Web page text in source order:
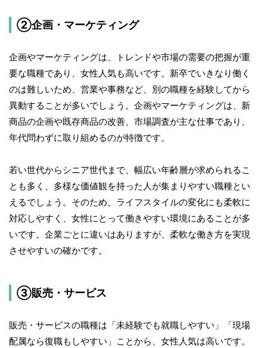
②企画・マーケティング
企画やマーケティングは、トレンドや市場の需要の把握が重
要な職種であり、女性人気も高いです。新卒でいきなり働く
のは難しいため、営業や事務など、別の職種を経験してから
異動することが多いでしょう。企画やマーケティングは、新
商品の企画や既存商品の改善、市場調査が主な仕事であり、
年代問わずに取り組めるのが特徴です。
若い世代からシニア世代まで、幅広い年齢層が求められるこ
とも多く、多様な価値観を持った人が集まりやすい職種とい
えるでしょう。そのため、ライフスタイルの変化にも柔軟に
対応しやすく、女性にとって働きやすい環境にあることが多
いです。企業ごとに違いはありますが、柔軟な働き方を実現
させやすいの確かです。
③販売・サービス
販売・サービスの職種は「未経験でも就職しやすい」「現場
配属なら復職もしやすい」ことから、女性人気は高いです。